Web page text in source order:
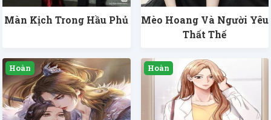
Màn Kịch Trong Hầu Phủ
Mèo Hoang Và Người Yêu
Thất Thế